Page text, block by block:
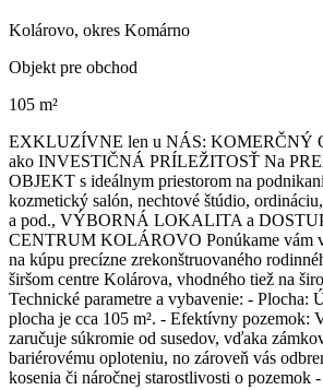
Kolárovo, okres Komárno
Objekt pre obchod
105 m²
EXKLUZÍVNE len u NÁS: KOMERČNÝ
ako INVESTIČNÁ PRÍLEŽITOSŤ Na
OBJEKT s ideálnym priestorom na
kozmetický salón, nechtové štúdio,
a pod., VÝBORNÁ LOKALITA a
CENTRUM KOLÁROVO Ponúkame vám
na kúpu precízne zrekonštruovaného
širšom centre Kolárova, vhodného tiež na
Technické parametre a vybavenie: - Plocha:
plocha je cca 105 m². - Efektívny pozemok:
zaručuje súkromie od susedov, vďaka
bariérovému oploteniu, no zároveň vás
kosenia či náročnej starostlivosti o pozemok